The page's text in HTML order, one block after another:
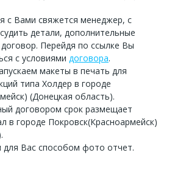
с Вами свяжется менеджер, с
детали, дополнительные
Перейдя по ссылке Вы
с условиями договора.
макеты в печать для
типа Холдер в городе
(Донецкая область).
договором срок размещает
в городе Покровск(Красноармейск)
Вас способом фото отчет.